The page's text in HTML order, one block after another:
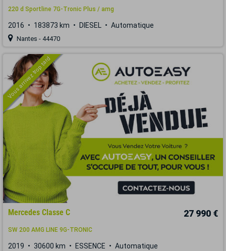
220 d Sportline 7G-Tronic Plus / amg
2016 183873 km DIESEL Automatique
Nantes - 44470
Vous arrivez trop tard
Mercedes Classe C 27 990 €
SW 200 AMG LINE 9G-TRONIC
2019 30600 km ESSENCE Automatique